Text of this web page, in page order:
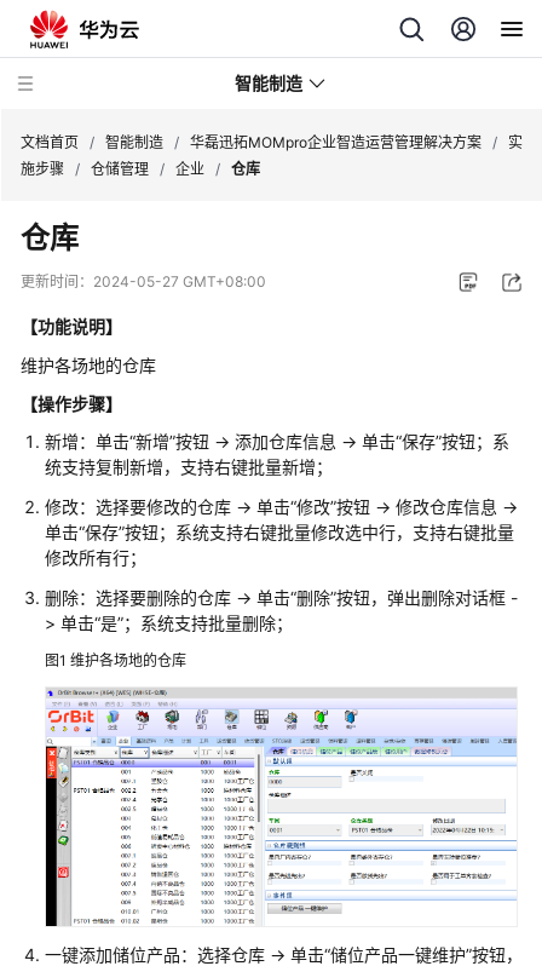
智能制造
为
云
片
云
服
务
解
方
案
映
云
技
车
联
网
数
据
基
文档首页 / 智能制造 / 华磊迅拓MOMpro企业智造运营管理解决方案 / 实
施步骤
/ 仓储管理 / 企业 / 仓库
仓库
更新时间： 2024-05-27 GMT+08:00
【功能说明】
维护各场地的仓库
【操作步骤】
新增：单击“新增”按钮 -> 添加仓库信息 -> 单击“保存”按钮；系
统支持复制新增，支持右键批量新增；
修改：选择要修改的仓库 -> 单击“修改”按钮 -> 修改仓库信息 ->
单击“保存”按钮；系统支持右键批量修改选中行，支持右键批量
修改所有行；
删除：选择要删除的仓库 -> 单击“删除”按钮，弹出删除对话框 -
> 单击“是”；系统支持批量删除；
图1 维护各场地的仓库
一键添加储位产品：选择仓库 -> 单击“储位产品一键维护”按钮，